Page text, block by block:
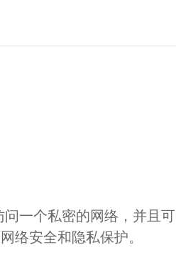
一个私密的网络，并且可
络安全和隐私保护。